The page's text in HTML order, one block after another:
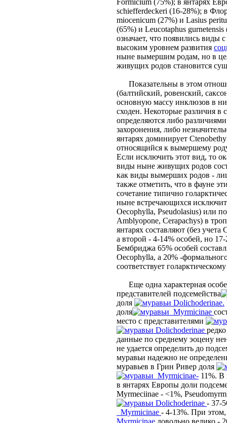
Formicium (75%); в янтарях
schiefferdeckeri (16-28%); в
miocenicum (27%) и Lasius
(65%) и Leucotaphus
означает, что появились виды
высоким уровнем развития
ныне вымершим родам, но в
живущих родов становится
Показательны в этом
(балтийский, ровенский,
основную массу инклюзов в
сходен. Некоторые различия в
определяются либо
захоронения, либо
янтарях доминирует
относящийся к вымершему
Если исключить этот вид, то
виды ныне живущих родов
как виды вымерших родов -
также отметить, что в фауне
сочетание типично
ныне встречающихся
Oecophylla, Pseudolasius) или
Amblyopone, Cerapachys) в
янтарях составляют (без
а второй - 4-14% особей, но
Бембриджа 65% особей
Oecophylla, a 20% -
соответствует
Еще одна характерная
представителей подсемейства
доля
Dolichoderinae.
доля
Myrmicinae
место с представителями
Dolichoderinae
данные по среднему эоцену
не удается определить до
муравьи надежно не
муравьев в Грин Ривер доля
Myrmicinae- 11%. В
в янтарях Европы доли
Myrmeciinae - <1%,
Dolichoderinae - 37-
Myrmicinae - 4-13%. При этом,